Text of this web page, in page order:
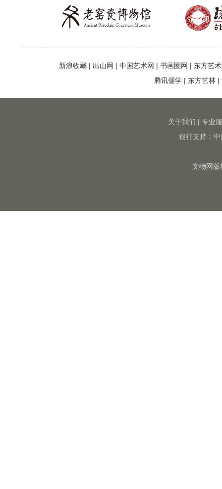
新浪收藏 | 出山网 | 中国艺术网 | 书画圈网 | 东方艺
腾讯儒学 | 东方艺林 |
关于我们 | 专业
银行支持：
文物网